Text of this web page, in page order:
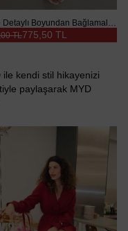
Drape Detaylı Boyundan Bağlamalı Elbise - Mavi
775,50 TL
TL
kendi stil hikayenizi
paylaşarak MYD